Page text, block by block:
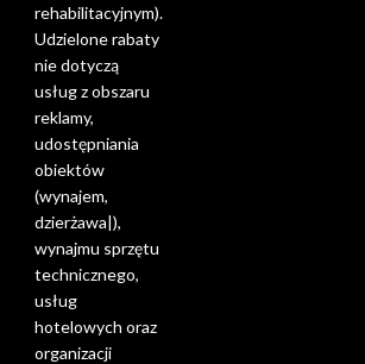
rehabilitacyjnym).
Udzielone rabaty
nie dotyczą
usług z obszaru
reklamy,
udostępniania
obiektów
(wynajem,
dzierżawa|),
wynajmu sprzętu
technicznego,
usług
hotelowych oraz
organizacji